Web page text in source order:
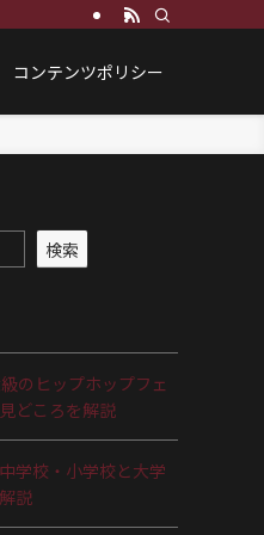
コンテンツポリシー
検索
のヒップホップフェ
どころを解説
学校・小学校と大学
説